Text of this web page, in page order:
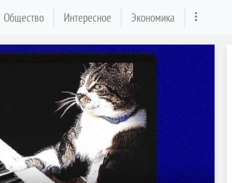
Общество Интересное Экономика